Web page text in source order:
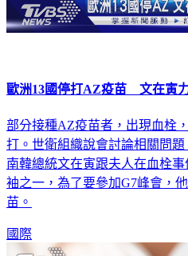
歐洲13國停打AZ疫苗 文在寅
部分接種AZ疫苗者，出現血栓
打。世衛組織說會討論相關問
南韓總統文在寅跟夫人在血栓
袖之一，為了要參加G7峰會，
苗。
國際